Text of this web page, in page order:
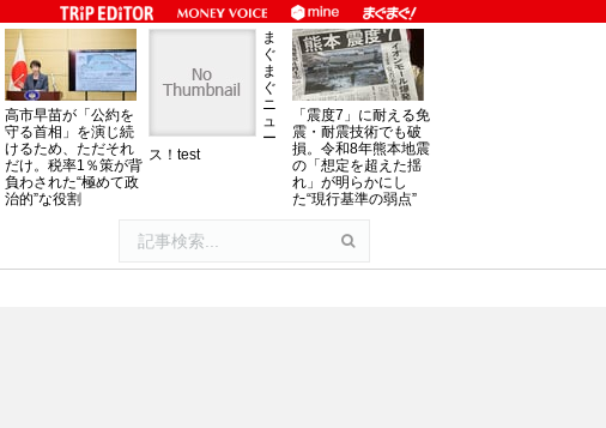
高市早苗が「公約を
守る首相」を演じ続
けるため、ただそれ
だけ。税率1％策が背
負わされた“極めて政
治的”な役割
ま
ぐ
ま
ぐ
ニ
ュ
ー
ス！test
「震度7」に耐える免
震・耐震技術でも破
損。令和8年熊本地震
の「想定を超えた揺
れ」が明らかにし
た“現行基準の弱点”